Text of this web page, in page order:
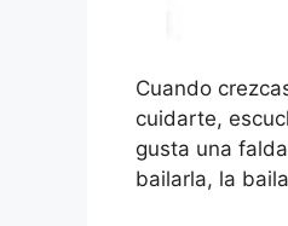
Cuando
cuidarte,
gusta una
bailarla, la